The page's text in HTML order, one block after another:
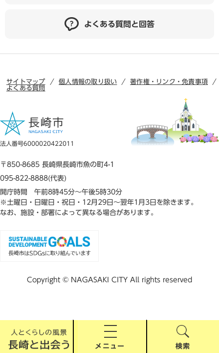
メニュー 検索
よくある質問と回答
サイトマップ 個人情報の取り扱い
著作権・リンク・免責事項
よくある質問
法人番号6000020422011
〒850-8685 長崎県長崎市魚の町4-1
095-822-8888(代表)
開庁時間 午前8時45分～午後5時30分
※土曜日・日曜日・祝日・12月29日～翌年1月3日を除きます。
なお、施設・部署によって異なる場合があります。
Copyright © NAGASAKI CITY All rights reserved